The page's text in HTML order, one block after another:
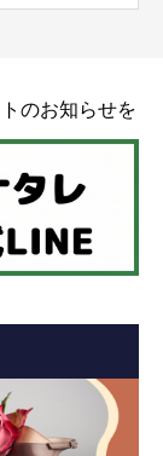
のお知らせを